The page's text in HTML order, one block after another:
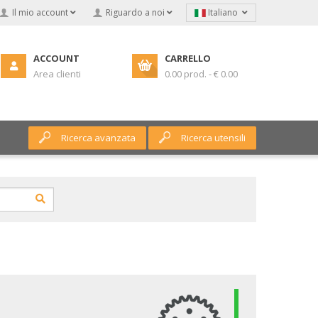
Il mio account Riguardo a noi Italiano
ACCOUNT
Area clienti
CARRELLO
0.00 prod. - € 0.00
Ricerca avanzata Ricerca utensili